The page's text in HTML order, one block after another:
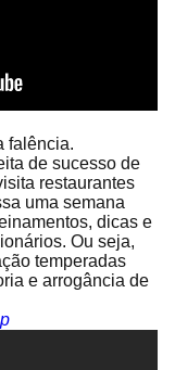
falência.
de sucesso de
restaurantes
uma semana
dicas e
Ou seja,
temperadas
e arrogância de